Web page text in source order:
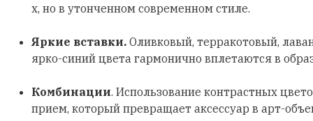
х, но в утонченном современном стиле.
Яркие вставки. Оливковый, терракотовый,
ярко-синий цвета гармонично вплетаются в
Комбинации. Использование контрастных
прием, который превращает аксессуар в арт-